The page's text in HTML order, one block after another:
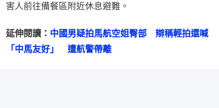
害人前往備餐區附近休息避難。
延伸閱讀： 中國男疑拍馬航空姐臀部　辯稱輕拍還喊
「中馬友好」　遭航警帶離